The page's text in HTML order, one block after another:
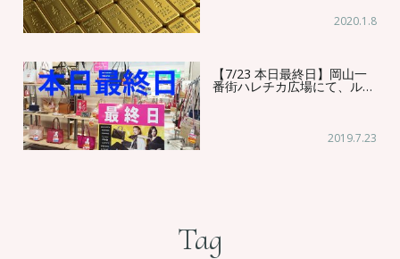
2020.1.8
【7/23 本日最終日】岡山一
番街ハレチカ広場にて、ル…
2019.7.23
Tag